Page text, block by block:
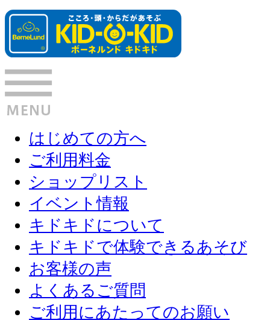
はじめての方へ
ご利用料金
ショップリスト
イベント情報
キドキドについて
キドキドで体験できるあそび
お客様の声
よくあるご質問
ご利用にあたってのお願い